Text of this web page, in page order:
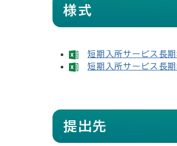
様式
短期入所サービス長
短期入所サービス長
提出先